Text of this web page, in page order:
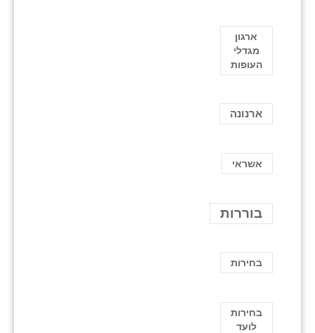
ארגון
מגדלי
העופות
ארנונה
אשראי
בוררות
בחירות
בחירות
לועד